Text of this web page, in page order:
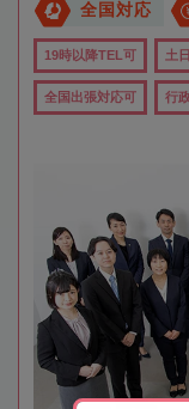
全国対応
19時以降TEL可 土
全国出張対応可 行